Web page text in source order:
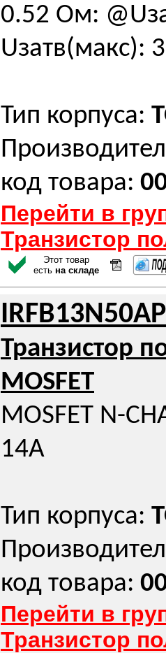
0.52 Ом:
Uзатв(макс):
Тип корпуса:
код товара:
Перейти в
Транзистор
Этот товар
есть на складе
Транзистор
MOSFET
MOSFET N-
14A
Тип корпуса:
код товара:
Перейти в
Транзистор